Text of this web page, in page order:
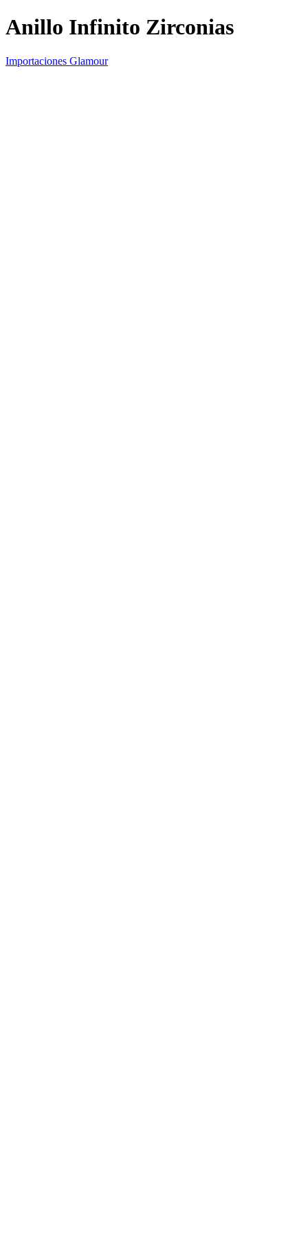
Anillo Infinito Zirconias
Importaciones Glamour